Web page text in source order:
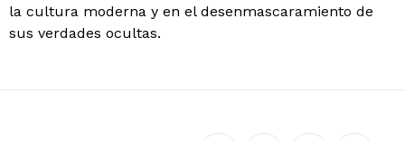
la cultura moderna y en el desenmascaramiento de
sus verdades ocultas.